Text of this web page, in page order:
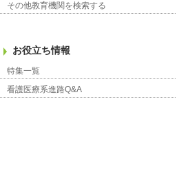
その他教育機関を検索する
お役立ち情報
特集一覧
看護医療系進路Q&A